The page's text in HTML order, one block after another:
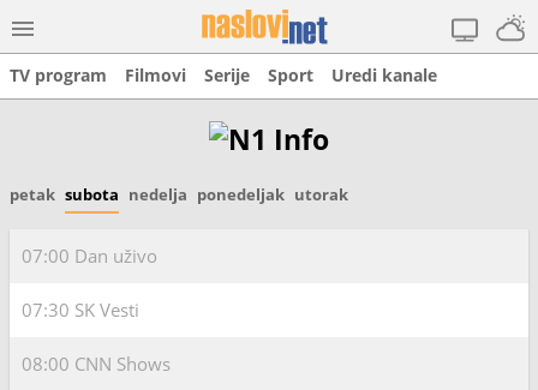
TV program Filmovi Serije Sport Uredi kanale
petak subota nedelja ponedeljak utorak
07:00 Dan uživo
07:30 SK Vesti
08:00 CNN Shows